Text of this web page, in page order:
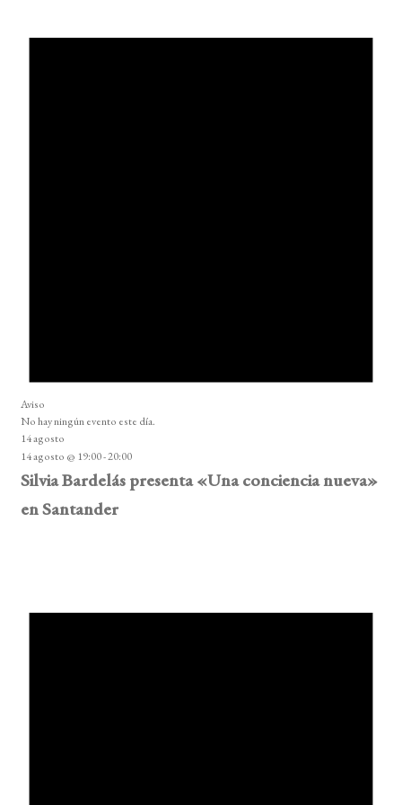
Aviso
No hay ningún evento este día.
14 agosto
14 agosto @ 19:00-20:00
Silvia Bardelás presenta «Una conciencia nueva»
en Santander